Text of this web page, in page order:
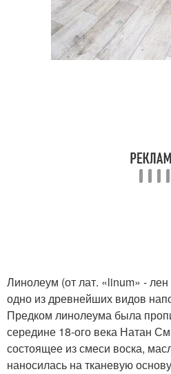
Линолеум (от лат. «linum» -
одно из древнейших видов
Предком линолеума была
середине 18-ого века Натан
состоящее из смеси воска,
наносилась на тканевую